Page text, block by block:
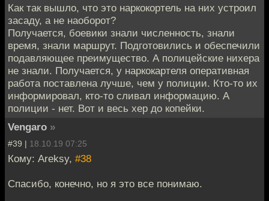
Как так вышло, что это наркокортель на них устроил
засаду, а не наоборот?
Получается, боевики знали численность, знали
время, знали маршрут. Подготовились и обеспечили
подавляющее преимущество. А полицейские нихера
не знали. Получается, у наркокартеля оперативная
работа поставлена лучше, чем у полиции. Кто-то их
информировал, кто-то сливал информацию. А
полиции - нет. Вот и весь хер до копейки.
Vengaro »
#39 | 18.10.19 07:25
Кому: Areksy, #38
Спасибо, конечно, но я это все понимаю.